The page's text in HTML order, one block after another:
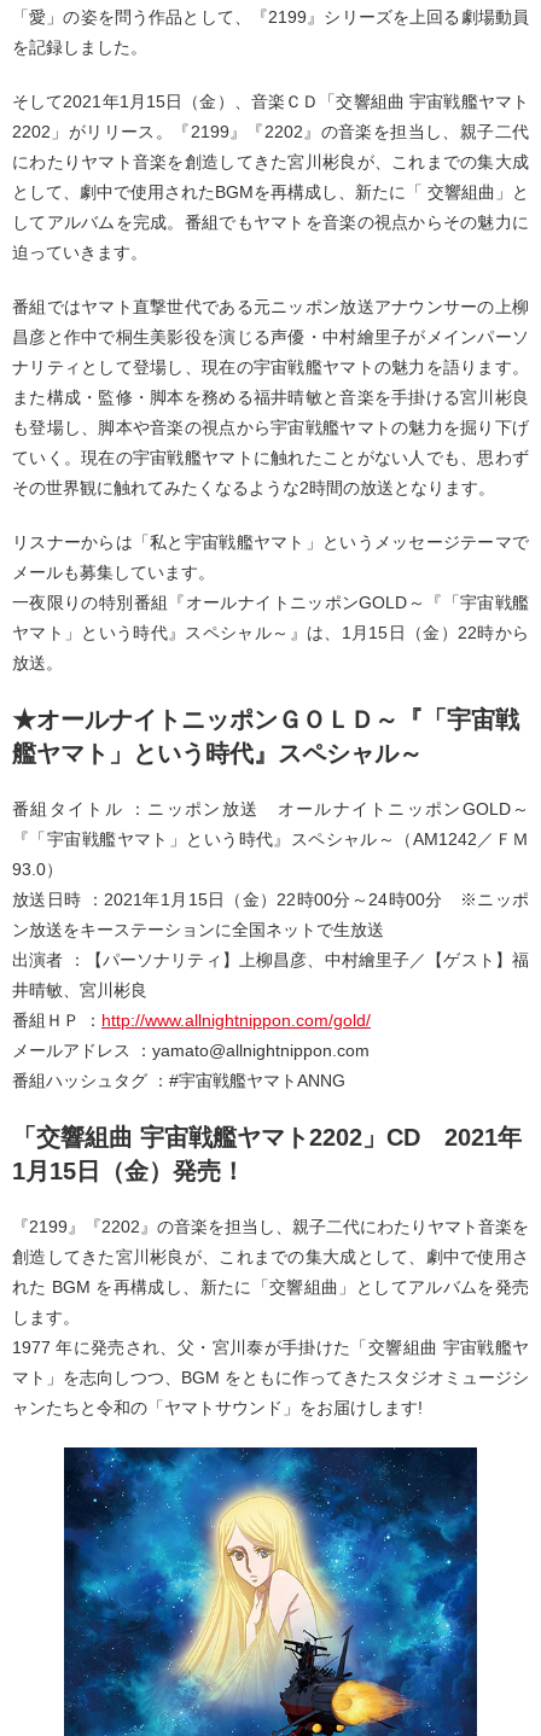
「愛」の姿を問う作品として、『2199』シリーズを上回る劇場動員
を記録しました。
そして2021年1月15日（金）、音楽ＣＤ「交響組曲 宇宙戦艦ヤマト
2202」がリリース。『2199』『2202』の音楽を担当し、親子二代
にわたりヤマト音楽を創造してきた宮川彬良が、これまでの集大成
として、劇中で使用されたBGMを再構成し、新たに「 交響組曲」と
してアルバムを完成。番組でもヤマトを音楽の視点からその魅力に
迫っていきます。
番組ではヤマト直撃世代である元ニッポン放送アナウンサーの上柳
昌彦と作中で桐生美影役を演じる声優・中村繪里子がメインパーソ
ナリティとして登場し、現在の宇宙戦艦ヤマトの魅力を語ります。
また構成・監修・脚本を務める福井晴敏と音楽を手掛ける宮川彬良
も登場し、脚本や音楽の視点から宇宙戦艦ヤマトの魅力を掘り下げ
ていく。現在の宇宙戦艦ヤマトに触れたことがない人でも、思わず
その世界観に触れてみたくなるような2時間の放送となります。
リスナーからは「私と宇宙戦艦ヤマト」というメッセージテーマで
メールも募集しています。
一夜限りの特別番組『オールナイトニッポンGOLD～『「宇宙戦艦
ヤマト」という時代』スペシャル～』は、1月15日（金）22時から
放送。
★オールナイトニッポンＧＯＬＤ～『「宇宙戦
艦ヤマト」という時代』スペシャル～
番組タイトル ：ニッポン放送 オールナイトニッポンGOLD～
『「宇宙戦艦ヤマト」という時代』スペシャル～（AM1242／ＦＭ
93.0）
放送日時 ：2021年1月15日（金）22時00分～24時00分 ※ニッポ
ン放送をキーステーションに全国ネットで生放送
出演者 ：【パーソナリティ】上柳昌彦、中村繪里子／【ゲスト】福
井晴敏、宮川彬良
番組ＨＰ ： http://www.allnightnippon.com/gold/
メールアドレス ： yamato@allnightnippon.com
番組ハッシュタグ ：#宇宙戦艦ヤマトANNG
「交響組曲 宇宙戦艦ヤマト2202」CD 2021年
1月15日（金）発売！
『2199』『2202』の音楽を担当し、親子二代にわたりヤマト音楽を
創造してきた宮川彬良が、これまでの集大成として、劇中で使用さ
れた BGM を再構成し、新たに「交響組曲」としてアルバムを発売
します。
1977 年に発売され、父・宮川泰が手掛けた「交響組曲 宇宙戦艦ヤ
マト」を志向しつつ、BGM をともに作ってきたスタジオミュージシ
ャンたちと令和の「ヤマトサウンド」をお届けします!